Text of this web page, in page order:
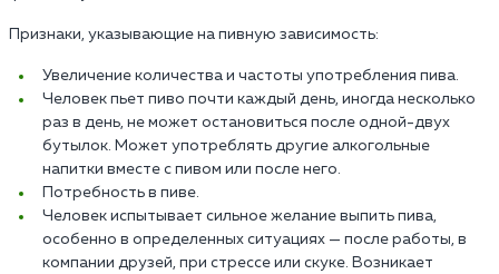
Признаки, указывающие на пивную зависимость:
Увеличение количества и частоты употребления пива.
Человек пьет пиво почти каждый день, иногда несколько
раз в день, не может остановиться после одной-двух
бутылок. Может употреблять другие алкогольные
напитки вместе с пивом или после него.
Потребность в пиве.
Человек испытывает сильное желание выпить пива,
особенно в определенных ситуациях — после работы, в
компании друзей, при стрессе или скуке. Возникает